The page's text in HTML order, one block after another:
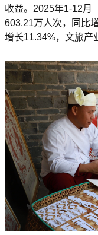
收益。2025年1-12月
603.21万人次，同比
增长11.34%，文旅产